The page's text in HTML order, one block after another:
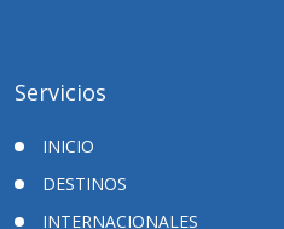
Servicios
INICIO
DESTINOS
INTERNACIONALES